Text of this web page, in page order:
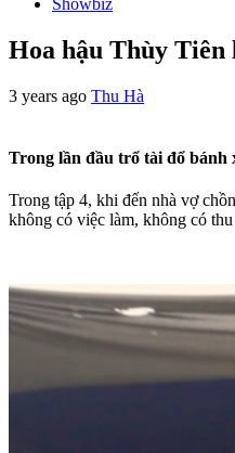
Showbiz
Hoa hậu Thùy Tiên
3 years ago Thu Hà
Trong lần đầu trổ tài đổ bánh
Trong tập 4, khi đến nhà vợ
không có việc làm, không có